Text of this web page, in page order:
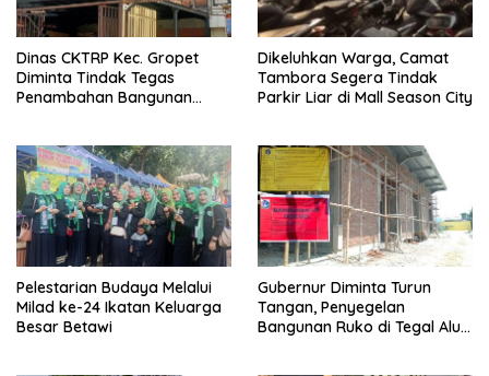
Dinas CKTRP Kec. Gropet
Diminta Tindak Tegas
Penambahan Bangunan
Dikeluhkan Warga, Camat
Tambora Segera Tindak
Parkir Liar di Mall Season City
Pelestarian Budaya Melalui
Milad ke-24 Ikatan Keluarga
Besar Betawi
Gubernur Diminta Turun
Tangan, Penyegelan
Bangunan Ruko di Tegal Alur